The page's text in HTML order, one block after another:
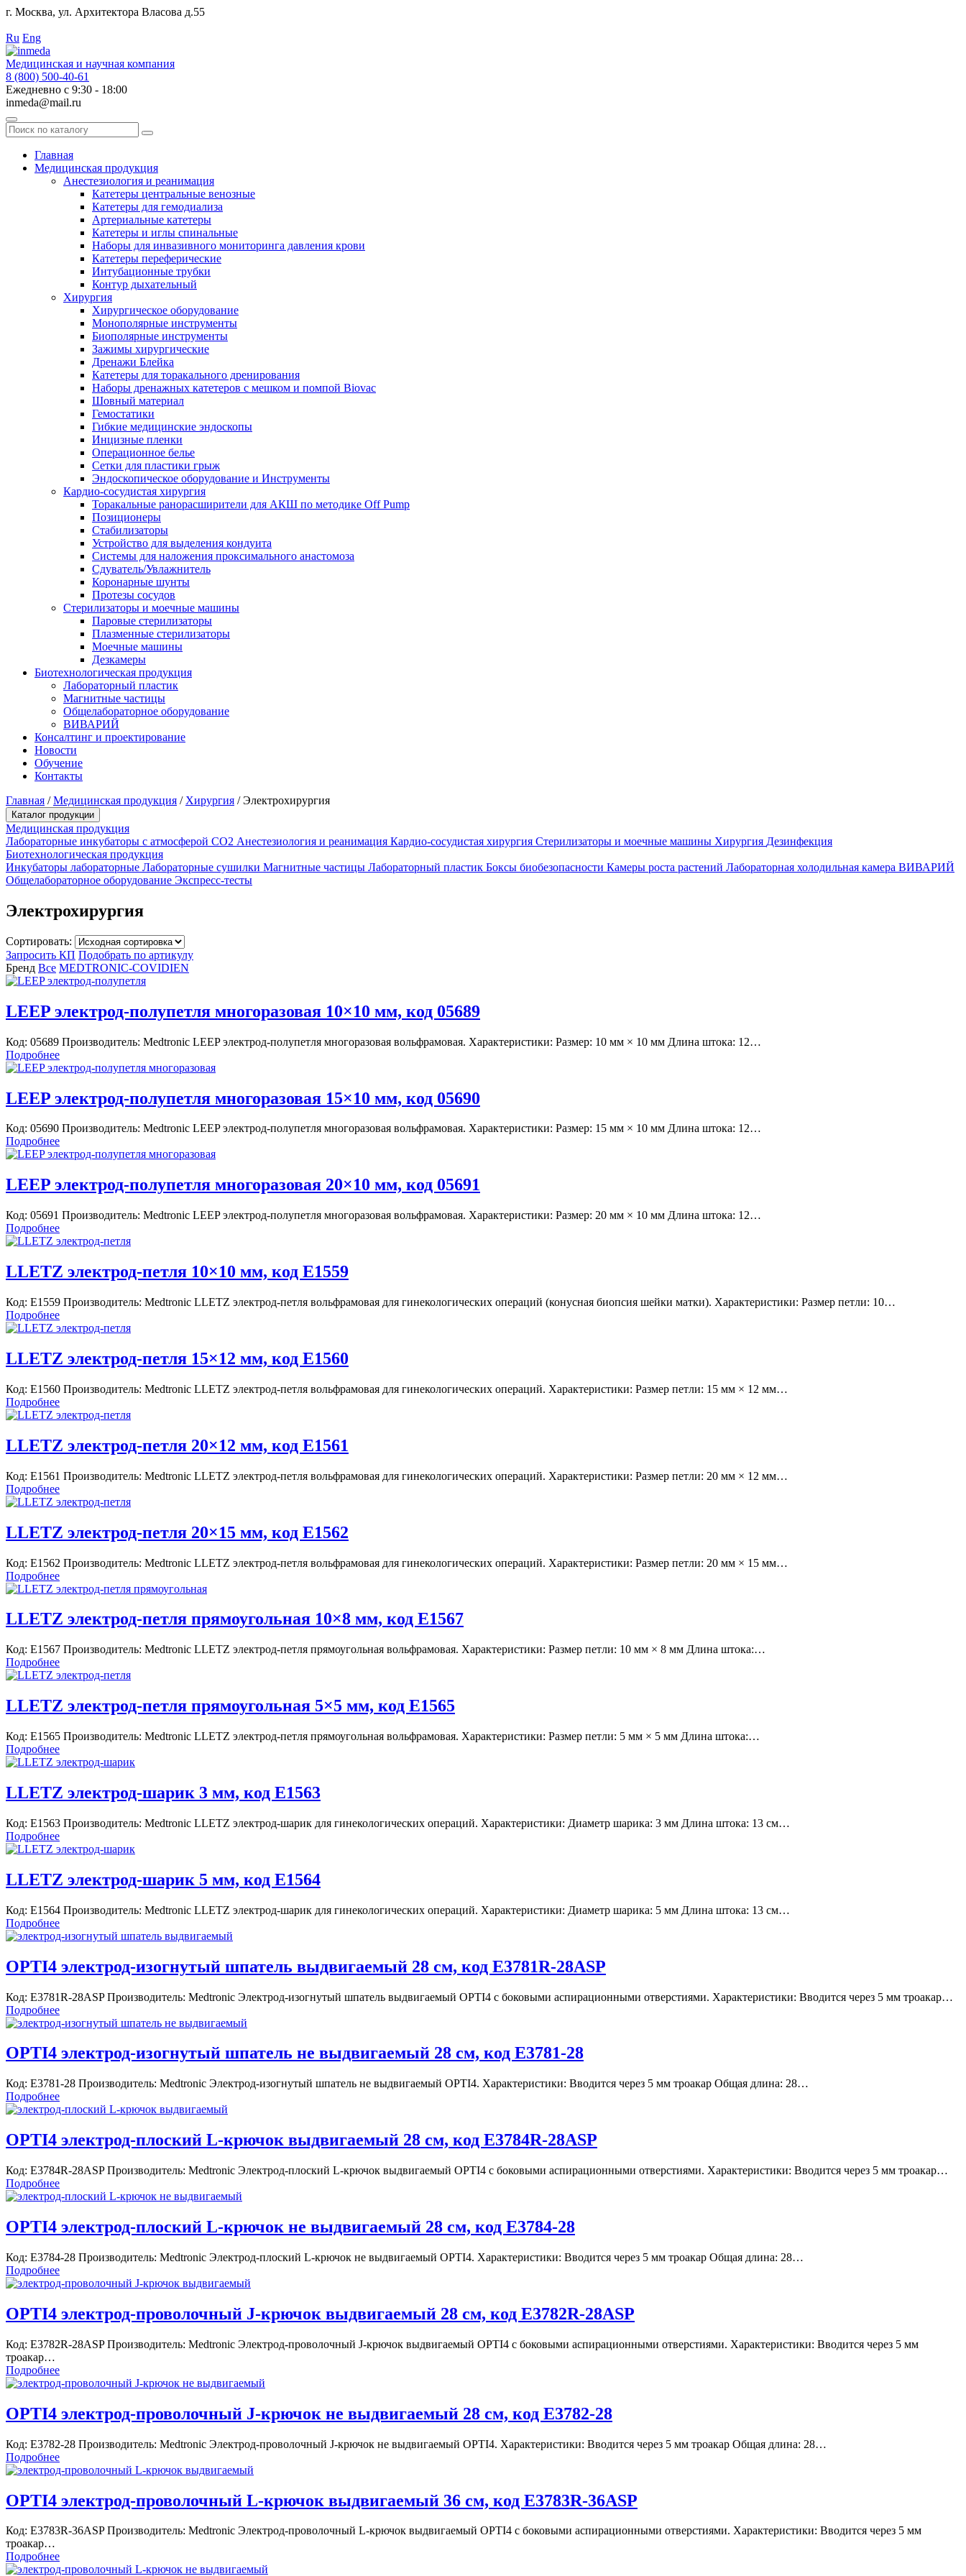
г. Москва, ул. Архитектора Власова д.55
Ru Eng
Медицинская и научная компания
8 (800) 500-40-61
Ежедневно с 9:30 - 18:00
inmeda@mail.ru
Поиск
по
каталогуГлавная
Медицинская продукция
Анестезиология и реанимация
Катетеры центральные венозные
Катетеры для гемодиализа
Артериальные катетеры
Катетеры и иглы спинальные
Наборы для инвазивного мониторинга давления крови
Катетеры переферические
Интубационные трубки
Контур дыхательный
Хирургия
Хирургическое оборудование
Монополярные инструменты
Биополярные инструменты
Зажимы хирургические
Дренажи Блейка
Катетеры для торакального дренирования
Наборы дренажных катетеров с мешком и помпой Biovac
Шовный материал
Гемостатики
Гибкие медицинские эндоскопы
Инцизные пленки
Операционное белье
Сетки для пластики грыж
Эндоскопическое оборудование и Инструменты
Кардио-сосудистая хирургия
Торакальные ранорасширители для АКШ по методике Off Pump
Позиционеры
Стабилизаторы
Устройство для выделения кондуита
Системы для наложения проксимального анастомоза
Сдуватель/Увлажнитель
Коронарные шунты
Протезы сосудов
Стерилизаторы и моечные машины
Паровые стерилизаторы
Плазменные стерилизаторы
Моечные машины
Дезкамеры
Биотехнологическая продукция
Лабораторный пластик
Магнитные частицы
Общелабораторное оборудование
ВИВАРИЙ
Консалтинг и проектирование
Новости
Обучение
Контакты
Главная /Медицинская продукция / Хирургия /Электрохирургия
Каталог продукции
Медицинская продукция
Лабораторные инкубаторы с атмосферой CO2 Анестезиология и реанимация Кардио-сосудистая хирургия Стерилизаторы и моечные машины Хирургия Дезинфекция
Биотехнологическая продукция
Инкубаторы лабораторные Лабораторные сушилки Магнитные частицы Лабораторный пластик Боксы биобезопасности Камеры роста растений Лабораторная холодильная камера ВИВАРИЙ
Общелабораторное оборудование Экспресс-тесты
Электрохирургия
Сортировать:
Запросить КП Подобрать по артикулу
Бренд Все MEDTRONIC-COVIDIEN
LEEP электрод-полупетля многоразовая 10×10 мм, код 05689
Код: 05689 Производитель: Medtronic LEEP электрод-полупетля многоразовая вольфрамовая. Характеристики: Размер: 10 мм × 10 мм Длина штока: 12…
Подробнее
LEEP электрод-полупетля многоразовая 15×10 мм, код 05690
Код: 05690 Производитель: Medtronic LEEP электрод-полупетля многоразовая вольфрамовая. Характеристики: Размер: 15 мм × 10 мм Длина штока: 12…
Подробнее
LEEP электрод-полупетля многоразовая 20×10 мм, код 05691
Код: 05691 Производитель: Medtronic LEEP электрод-полупетля многоразовая вольфрамовая. Характеристики: Размер: 20 мм × 10 мм Длина штока: 12…
Подробнее
LLETZ электрод-петля 10×10 мм, код E1559
Код: E1559 Производитель: Medtronic LLETZ электрод-петля вольфрамовая для гинекологических операций (конусная биопсия шейки матки). Характеристики: Размер петли: 10…
Подробнее
LLETZ электрод-петля 15×12 мм, код E1560
Код: E1560 Производитель: Medtronic LLETZ электрод-петля вольфрамовая для гинекологических операций. Характеристики: Размер петли: 15 мм × 12 мм…
Подробнее
LLETZ электрод-петля 20×12 мм, код E1561
Код: E1561 Производитель: Medtronic LLETZ электрод-петля вольфрамовая для гинекологических операций. Характеристики: Размер петли: 20 мм × 12 мм…
Подробнее
LLETZ электрод-петля 20×15 мм, код E1562
Код: E1562 Производитель: Medtronic LLETZ электрод-петля вольфрамовая для гинекологических операций. Характеристики: Размер петли: 20 мм × 15 мм…
Подробнее
LLETZ электрод-петля прямоугольная 10×8 мм, код E1567
Код: E1567 Производитель: Medtronic LLETZ электрод-петля прямоугольная вольфрамовая. Характеристики: Размер петли: 10 мм × 8 мм Длина штока:…
Подробнее
LLETZ электрод-петля прямоугольная 5×5 мм, код E1565
Код: E1565 Производитель: Medtronic LLETZ электрод-петля прямоугольная вольфрамовая. Характеристики: Размер петли: 5 мм × 5 мм Длина штока:…
Подробнее
LLETZ электрод-шарик 3 мм, код E1563
Код: E1563 Производитель: Medtronic LLETZ электрод-шарик для гинекологических операций. Характеристики: Диаметр шарика: 3 мм Длина штока: 13 см…
Подробнее
LLETZ электрод-шарик 5 мм, код E1564
Код: E1564 Производитель: Medtronic LLETZ электрод-шарик для гинекологических операций. Характеристики: Диаметр шарика: 5 мм Длина штока: 13 см…
Подробнее
OPTI4 электрод-изогнутый шпатель выдвигаемый 28 см, код E3781R-28ASP
Код: E3781R-28ASP Производитель: Medtronic Электрод-изогнутый шпатель выдвигаемый OPTI4 с боковыми аспирационными отверстиями. Характеристики: Вводится через 5 мм троакар…
Подробнее
OPTI4 электрод-изогнутый шпатель не выдвигаемый 28 см, код E3781-28
Код: E3781-28 Производитель: Medtronic Электрод-изогнутый шпатель не выдвигаемый OPTI4. Характеристики: Вводится через 5 мм троакар Общая длина: 28…
Подробнее
OPTI4 электрод-плоский L-крючок выдвигаемый 28 см, код E3784R-28ASP
Код: E3784R-28ASP Производитель: Medtronic Электрод-плоский L-крючок выдвигаемый OPTI4 с боковыми аспирационными отверстиями. Характеристики: Вводится через 5 мм троакар…
Подробнее
OPTI4 электрод-плоский L-крючок не выдвигаемый 28 см, код E3784-28
Код: E3784-28 Производитель: Medtronic Электрод-плоский L-крючок не выдвигаемый OPTI4. Характеристики: Вводится через 5 мм троакар Общая длина: 28…
Подробнее
OPTI4 электрод-проволочный J-крючок выдвигаемый 28 см, код E3782R-28ASP
Код: E3782R-28ASP Производитель: Medtronic Электрод-проволочный J-крючок выдвигаемый OPTI4 с боковыми аспирационными отверстиями. Характеристики: Вводится через 5 мм
троакар…
Подробнее
OPTI4 электрод-проволочный J-крючок не выдвигаемый 28 см, код E3782-28
Код: E3782-28 Производитель: Medtronic Электрод-проволочный J-крючок не выдвигаемый OPTI4. Характеристики: Вводится через 5 мм троакар Общая длина: 28…
Подробнее
OPTI4 электрод-проволочный L-крючок выдвигаемый 36 см, код E3783R-36ASP
Код: E3783R-36ASP Производитель: Medtronic Электрод-проволочный L-крючок выдвигаемый OPTI4 с боковыми аспирационными отверстиями. Характеристики: Вводится через 5 мм
троакар…
Подробнее